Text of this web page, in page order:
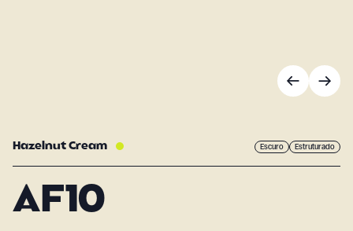
Hazelnut Cream Escuro Estruturado
AF10